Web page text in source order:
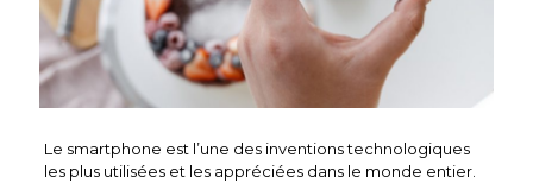
Le smartphone est l’une des inventions technologiques
les plus utilisées et les appréciées dans le monde entier.